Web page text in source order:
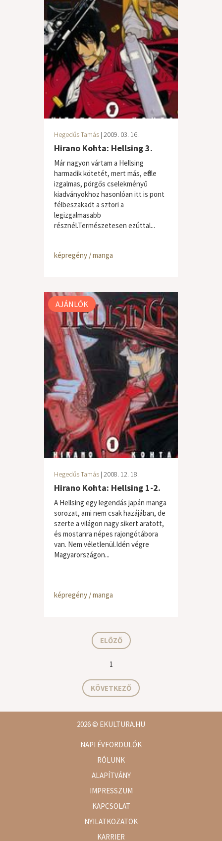
Hegedűs Tamás | 2009. 03. 16.
Hirano Kohta: Hellsing 3.
Már nagyon vártam a Hellsing
harmadik kötetét, mert más, efféle
izgalmas, pörgős cselekményű
kiadványokhoz hasonlóan itt is pont
félbeszakadt a sztori a
legizgalmasabb
résznél.Természetesen ezúttal...
képregény / manga
AJÁNLÓK
Hegedűs Tamás | 2008. 12. 18.
Hirano Kohta: Hellsing 1-2.
A Hellsing egy legendás japán manga
sorozat, ami nem csak hazájában, de
szerte a világon nagy sikert aratott,
és mostanra népes rajongótábora
van. Nem véletlenül.Idén végre
Magyarországon...
képregény / manga
ELŐZŐ
1
KÖVETKEZŐ
2026© EKULTURA.HU
NAPI ÉVFORDULÓK
RÓLUNK
ALAPÍTVÁNY
IMPRESSZUM
KAPCSOLAT
NYILATKOZATOK
KARRIER